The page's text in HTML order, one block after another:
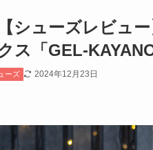
【シューズレビュ
ス「GEL-KAYANO
ーズ 2024年12月23日